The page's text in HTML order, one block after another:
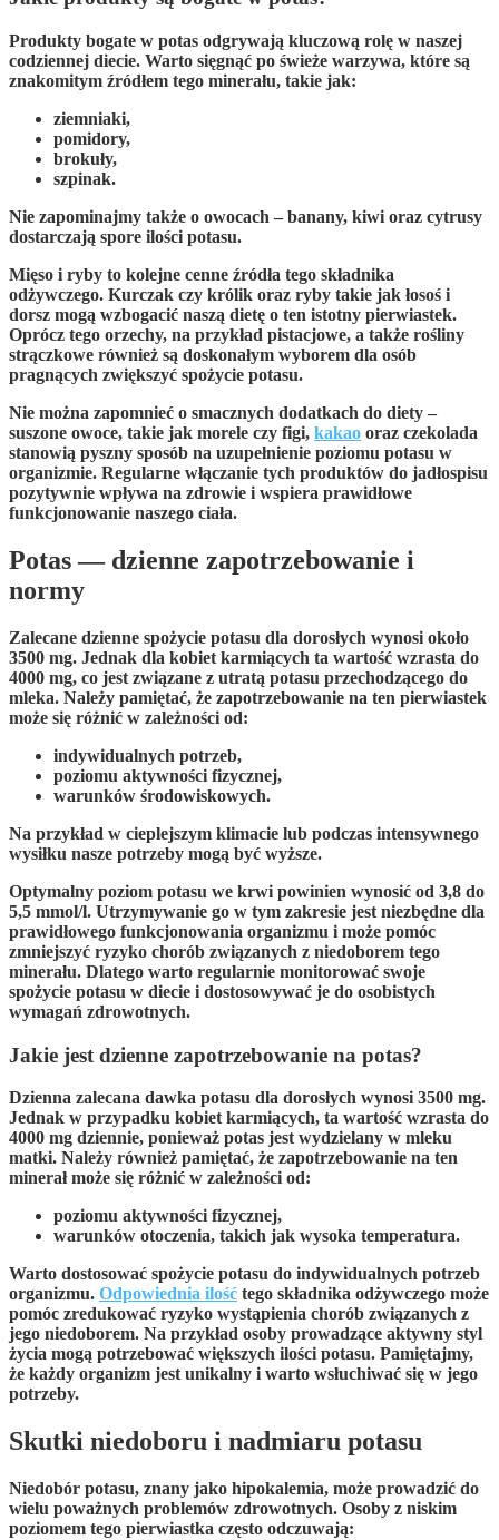
Produkty bogate w potas odgrywają kluczową rolę w naszej
codziennej diecie. Warto sięgnąć po świeże warzywa, które są
znakomitym źródłem tego minerału, takie jak:
ziemniaki,
pomidory,
brokuły,
szpinak.
Nie zapominajmy także o owocach – banany, kiwi oraz cytrusy
dostarczają spore ilości potasu.
Mięso i ryby to kolejne cenne źródła tego składnika
odżywczego. Kurczak czy królik oraz ryby takie jak łosoś i
dorsz mogą wzbogacić naszą dietę o ten istotny pierwiastek.
Oprócz tego orzechy, na przykład pistacjowe, a także rośliny
strączkowe również są doskonałym wyborem dla osób
pragnących zwiększyć spożycie potasu.
Nie można zapomnieć o smacznych dodatkach do diety –
suszone owoce, takie jak morele czy figi, kakao oraz czekolada
stanowią pyszny sposób na uzupełnienie poziomu potasu w
organizmie. Regularne włączanie tych produktów do jadłospisu
pozytywnie wpływa na zdrowie i wspiera prawidłowe
funkcjonowanie naszego ciała.
Potas — dzienne zapotrzebowanie i
normy
Zalecane dzienne spożycie potasu dla dorosłych wynosi około
3500 mg. Jednak dla kobiet karmiących ta wartość wzrasta do
4000 mg, co jest związane z utratą potasu przechodzącego do
mleka. Należy pamiętać, że zapotrzebowanie na ten pierwiastek
może się różnić w zależności od:
indywidualnych potrzeb,
poziomu aktywności fizycznej,
warunków środowiskowych.
Na przykład w cieplejszym klimacie lub podczas intensywnego
wysiłku nasze potrzeby mogą być wyższe.
Optymalny poziom potasu we krwi powinien wynosić od 3,8 do
5,5 mmol/l. Utrzymywanie go w tym zakresie jest niezbędne dla
prawidłowego funkcjonowania organizmu i może pomóc
zmniejszyć ryzyko chorób związanych z niedoborem tego
minerału. Dlatego warto regularnie monitorować swoje
spożycie potasu w diecie i dostosowywać je do osobistych
wymagań zdrowotnych.
Jakie jest dzienne zapotrzebowanie na potas?
Dzienna zalecana dawka potasu dla dorosłych wynosi 3500 mg.
Jednak w przypadku kobiet karmiących, ta wartość wzrasta do
4000 mg dziennie, ponieważ potas jest wydzielany w mleku
matki. Należy również pamiętać, że zapotrzebowanie na ten
minerał może się różnić w zależności od:
poziomu aktywności fizycznej,
warunków otoczenia, takich jak wysoka temperatura.
Warto dostosować spożycie potasu do indywidualnych potrzeb
organizmu. Odpowiednia ilość tego składnika odżywczego może
pomóc zredukować ryzyko wystąpienia chorób związanych z
jego niedoborem. Na przykład osoby prowadzące aktywny styl
życia mogą potrzebować większych ilości potasu. Pamiętajmy,
że każdy organizm jest unikalny i warto wsłuchiwać się w jego
potrzeby.
Skutki niedoboru i nadmiaru potasu
Niedobór potasu, znany jako hipokalemia, może prowadzić do
wielu poważnych problemów zdrowotnych. Osoby z niskim
poziomem tego pierwiastka często odczuwają: